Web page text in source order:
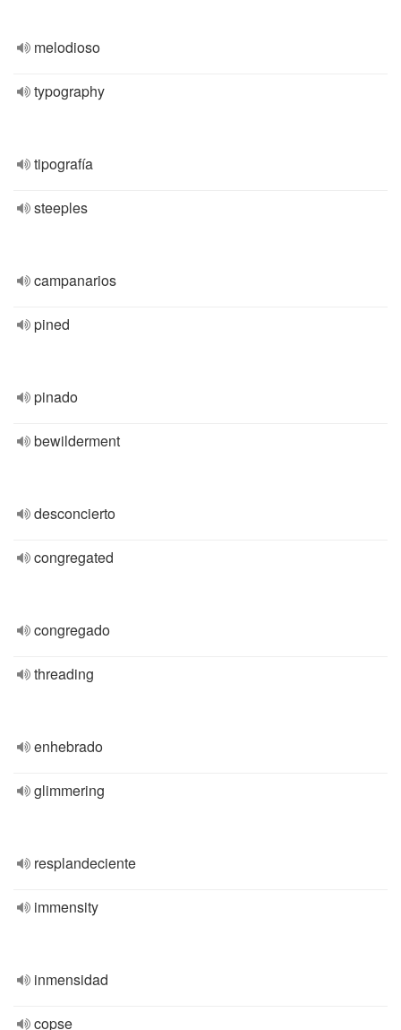
melodioso
typography
tipografía
steeples
campanarios
pined
pinado
bewilderment
desconcierto
congregated
congregado
threading
enhebrado
glimmering
resplandeciente
immensity
inmensidad
copse